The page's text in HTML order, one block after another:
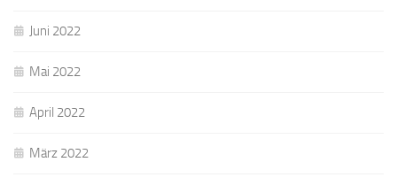
Juni 2022
Mai 2022
April 2022
März 2022